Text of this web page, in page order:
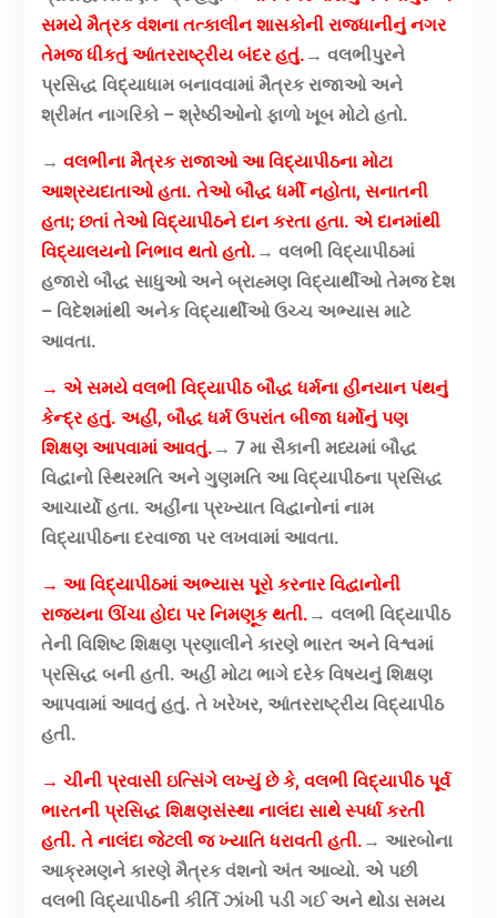
સમયે મૈત્રક વંશના તત્કાલીન શાસકોની રાજધાનીનું નગર
તેમજ ધીકતું આંતરરાષ્ટ્રીય બંદર હતું. → વલભીપુરને
પ્રસિદ્ધ વિદ્યાધામ બનાવવામાં મૈત્રક રાજાઓ અને
શ્રીમંત નાગરિકો – શ્રેષ્ઠીઓનો ફાળો ખૂબ મોટો હતો.
→ વલભીના મૈત્રક રાજાઓ આ વિદ્યાપીઠના મોટા
આશ્રયદાતાઓ હતા. તેઓ બૌદ્ધ ધર્મી નહોતા, સનાતની
હતા; છતાં તેઓ વિદ્યાપીઠને દાન કરતા હતા. એ દાનમાંથી
વિદ્યાલયનો નિભાવ થતો હતો. → વલભી વિદ્યાપીઠમાં
હજારો બૌદ્ધ સાધુઓ અને બ્રાહ્મણ વિદ્યાર્થીઓ તેમજ દેશ
– વિદેશમાંથી અનેક વિદ્યાર્થીઓ ઉચ્ચ અભ્યાસ માટે
આવતા.
→ એ સમયે વલભી વિદ્યાપીઠ બૌદ્ધ ધર્મના હીનયાન પંથનું
કેન્દ્ર હતું. અહીં, બૌદ્ધ ધર્મ ઉપરાંત બીજા ધર્મોનું પણ
શિક્ષણ આપવામાં આવતું. → 7 મા સૈકાની મધ્યમાં બૌદ્ધ
વિદ્વાનો સ્થિરમતિ અને ગુણમતિ આ વિદ્યાપીઠના પ્રસિદ્ધ
આચાર્યો હતા. અહીંના પ્રખ્યાત વિદ્વાનોનાં નામ
વિદ્યાપીઠના દરવાજા પર લખવામાં આવતા.
→ આ વિદ્યાપીઠમાં અભ્યાસ પૂરો કરનાર વિદ્વાનોની
રાજ્યના ઊંચા હોદા પર નિમણૂક થતી. → વલભી વિદ્યાપીઠ
તેની વિશિષ્ટ શિક્ષણ પ્રણાલીને કારણે ભારત અને વિશ્વમાં
પ્રસિદ્ધ બની હતી. અહીં મોટા ભાગે દરેક વિષયનું શિક્ષણ
આપવામાં આવતું હતું. તે ખરેખર, આંતરરાષ્ટ્રીય વિદ્યાપીઠ
હતી.
→ ચીની પ્રવાસી ઇત્સિંગે લખ્યું છે કે, વલભી વિદ્યાપીઠ પૂર્વ
ભારતની પ્રસિદ્ધ શિક્ષણસંસ્થા નાલંદા સાથે સ્પર્ધા કરતી
હતી. તે નાલંદા જેટલી જ ખ્યાતિ ધરાવતી હતી. → આરબોના
આક્રમણને કારણે મૈત્રક વંશનો અંત આવ્યો. એ પછી
વલભી વિદ્યાપીઠની કીર્તિ ઝાંખી પડી ગઈ અને થોડા સમય